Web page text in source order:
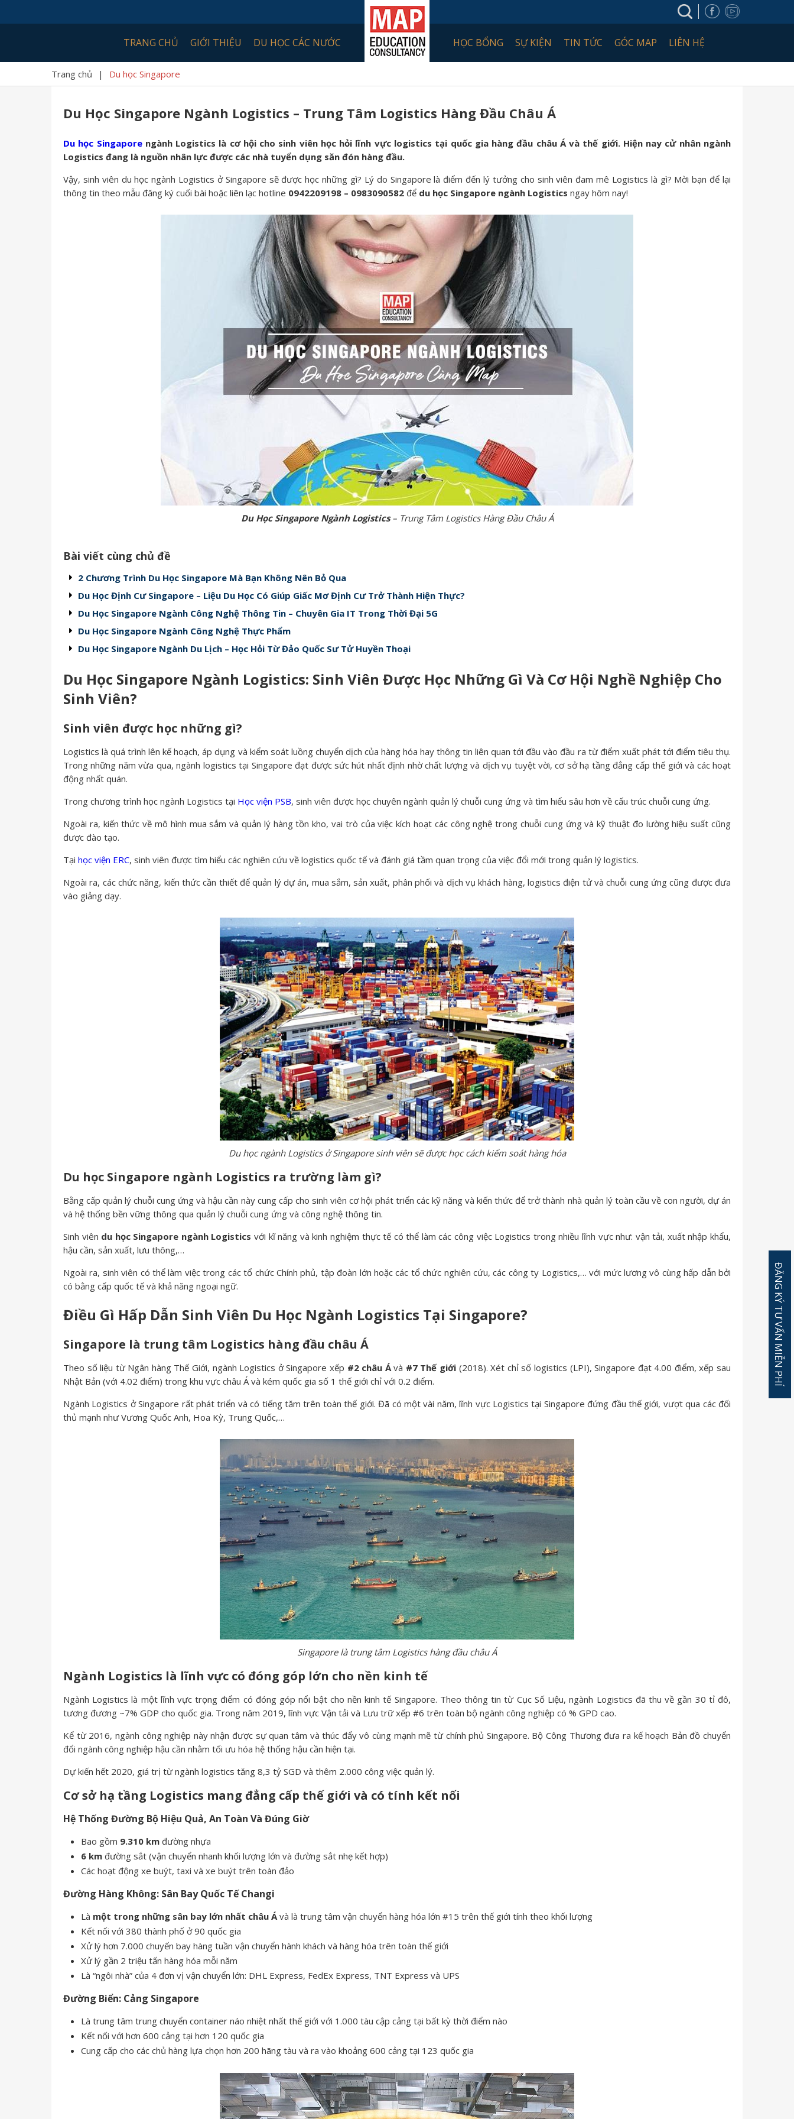
TRANG CHỦ GIỚI THIỆU DU HỌC CÁC NƯỚC HỌC BỔNG SỰ KIỆN TIN TỨC GÓC MAP LIÊN HỆ
Trang chủ | Du học Singapore
Du Học Singapore Ngành Logistics – Trung Tâm Logistics Hàng Đầu Châu Á
Du học Singaporengành Logistics là cơ hội cho sinh viên học hỏi lĩnh vực logistics tại quốc gia hàng đầu châu Á và thế giới. Hiện nay cử nhân ngành
Logistics đang là nguồn nhân lực được các nhà tuyển dụng săn đón hàng đầu.
Vậy, sinh viên du học ngành Logistics ở Singapore sẽ được học những gì? Lý do Singapore là điểm đến lý tưởng cho sinh viên đam mê Logistics là gì? Mời bạn để lại
thông tin theo mẫu đăng ký cuối bài hoặc liên lạc hotline 0942209198 – 0983090582 để du học Singapore ngành Logistics ngay hôm nay!
Du Học Singapore Ngành Logistics– Trung Tâm Logistics Hàng Đầu Châu Á
Bài viết cùng chủ đề
2 Chương Trình Du Học Singapore Mà Bạn Không Nên Bỏ Qua
Du Học Định Cư Singapore – Liệu Du Học Có Giúp Giấc Mơ Định Cư Trở Thành Hiện Thực?
Du Học Singapore Ngành Công Nghệ Thông Tin – Chuyên Gia IT Trong Thời Đại 5G
Du Học Singapore Ngành Công Nghệ Thực Phẩm
Du Học Singapore Ngành Du Lịch – Học Hỏi Từ Đảo Quốc Sư Tử Huyền Thoại
Du Học Singapore Ngành Logistics: Sinh Viên Được Học Những Gì Và Cơ Hội Nghề Nghiệp Cho
Sinh Viên?
Sinh viên được học những gì?
Logistics là quá trình lên kế hoạch, áp dụng và kiểm soát luồng chuyển dịch của hàng hóa hay thông tin liên quan tới đầu vào đầu ra từ điểm xuất phát tới điểm tiêu thụ.
Trong những năm vừa qua, ngành logistics tại Singapore đạt được sức hút nhất định nhờ chất lượng và dịch vụ tuyệt vời, cơ sở hạ tầng đẳng cấp thế giới và các hoạt
động nhất quán.
Trong chương trình học ngành Logistics tại Học viện PSB, sinh viên được học chuyên ngành quản lý chuỗi cung ứng và tìm hiểu sâu hơn về cấu trúc chuỗi cung ứng.
Ngoài ra, kiến thức về mô hình mua sắm và quản lý hàng tồn kho, vai trò của việc kích hoạt các công nghệ trong chuỗi cung ứng và kỹ thuật đo lường hiệu suất cũng
được đào tạo.
Tại học viện ERC, sinh viên được tìm hiểu các nghiên cứu về logistics quốc tế và đánh giá tầm quan trọng của việc đổi mới trong quản lý logistics.
Ngoài ra, các chức năng, kiến ​​thức cần thiết để quản lý dự án, mua sắm, sản xuất, phân phối và dịch vụ khách hàng, logistics điện tử và chuỗi cung ứng cũng được đưa
vào giảng dạy.
Du học ngành Logistics ở Singapore sinh viên sẽ được học cách kiểm soát hàng hóa
Du học Singapore ngành Logistics ra trường làm gì?
Bằng cấp quản lý chuỗi cung ứng và hậu cần này cung cấp cho sinh viên cơ hội phát triển các kỹ năng và kiến ​​thức để trở thành nhà quản lý toàn cầu về con người, dự án
và hệ thống bền vững thông qua quản lý chuỗi cung ứng và công nghệ thông tin.
Sinh viên du học Singapore ngành Logistics với kĩ năng và kinh nghiệm thực tế có thể làm các công việc Logistics trong nhiều lĩnh vực như: vận tải, xuất nhập khẩu,
hậu cần, sản xuất, lưu thông,…
Ngoài ra, sinh viên có thể làm việc trong các tổ chức Chính phủ, tập đoàn lớn hoặc các tổ chức nghiên cứu, các công ty Logistics,… với mức lương vô cùng hấp dẫn bởi
có bằng cấp quốc tế và khả năng ngoại ngữ.
Điều Gì Hấp Dẫn Sinh Viên Du Học Ngành Logistics Tại Singapore?
Singapore là trung tâm Logistics hàng đầu châu Á
Theo số liệu từ Ngân hàng Thế Giới, ngành Logistics ở Singapore xếp #2 châu Ávà #7 Thế giới (2018). Xét chỉ số logistics (LPI), Singapore đạt 4.00 điểm, xếp sau
Nhật Bản (với 4.02 điểm) trong khu vực châu Á và kém quốc gia số 1 thế giới chỉ với 0.2 điểm.
Ngành Logistics ở Singapore rất phát triển và có tiếng tăm trên toàn thế giới. Đã có một vài năm, lĩnh vực Logistics tại Singapore đứng đầu thế giới, vượt qua các đối
thủ mạnh như Vương Quốc Anh, Hoa Kỳ, Trung Quốc,…
Singapore là trung tâm Logistics hàng đầu châu Á
Ngành Logistics là lĩnh vực có đóng góp lớn cho nền kinh tế
Ngành Logistics là một lĩnh vực trọng điểm có đóng góp nổi bật cho nền kinh tế Singapore. Theo thông tin từ Cục Số Liệu, ngành Logistics đã thu về gần 30 tỉ đô,
tương đương ~7% GDP cho quốc gia. Trong năm 2019, lĩnh vực Vận tải và Lưu trữ xếp #6 trên toàn bộ ngành công nghiệp có % GPD cao.
Kể từ 2016, ngành công nghiệp này nhận được sự quan tâm và thúc đẩy vô cùng mạnh mẽ từ chính phủ Singapore. Bộ Công Thương đưa ra kế hoạch Bản đồ chuyển
đổi ngành công nghiệp hậu cần nhằm tối ưu hóa hệ thống hậu cần hiện tại.
Dự kiến hết 2020, giá trị từ ngành logistics ​​tăng 8,3 tỷ SGD và thêm 2.000 công việc quản lý.
Cơ sở hạ tầng Logistics mang đẳng cấp thế giới và có tính kết nối
Hệ Thống Đường Bộ Hiệu Quả, An Toàn Và Đúng Giờ
Bao gồm 9.310 km đường nhựa
6 km đường sắt (vận chuyển nhanh khối lượng lớn và đường sắt nhẹ kết hợp)
Các hoạt động xe buýt, taxi và xe buýt trên toàn đảo
Đường Hàng Không: Sân Bay Quốc Tế Changi
Là một trong những sân bay lớn nhất châu Ávà là trung tâm vận chuyển hàng hóa lớn #15 trên thế giới tính theo khối lượng
Kết nối với 380 thành phố ở 90 quốc gia
Xử lý hơn 7.000 chuyến bay hàng tuần vận chuyển hành khách và hàng hóa trên toàn thế giới
Xử lý gần 2 triệu tấn hàng hóa mỗi năm
Là “ngôi nhà” của 4 đơn vị vận chuyển lớn: DHL Express, FedEx Express, TNT Express và UPS
Đường Biển: Cảng Singapore
Là trung tâm trung chuyển container náo nhiệt nhất thế giới với 1.000 tàu cập cảng tại bất kỳ thời điểm nào
Kết nối với hơn 600 cảng tại hơn 120 quốc gia
Cung cấp cho các chủ hàng lựa chọn hơn 200 hãng tàu và ra vào khoảng 600 cảng tại 123 quốc gia
ĐĂNG KÝ TƯ VẤN MIỄN PHÍ